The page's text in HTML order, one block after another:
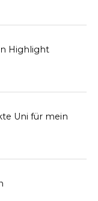
Highlight
Uni für mein